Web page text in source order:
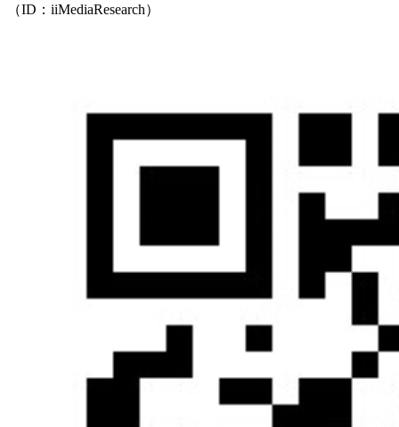
（ID：iiMediaResearch）